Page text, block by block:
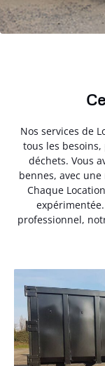
Nos services de
tous les
déchets. Vous
bennes, avec
Chaque
professionnel,